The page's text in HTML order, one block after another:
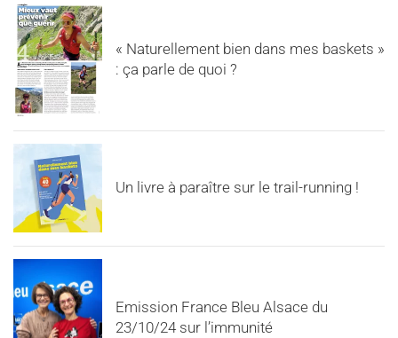
« Naturellement bien dans mes baskets »
: ça parle de quoi ?
Un livre à paraître sur le trail-running !
Emission France Bleu Alsace du
23/10/24 sur l’immunité